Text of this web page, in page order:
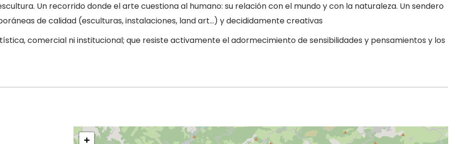
Un recorrido donde el arte cuestiona al humano: su relación con el mundo y con la naturaleza. Un sendero
de calidad (esculturas, instalaciones, land art…) y decididamente creativas
comercial ni institucional; que resiste activamente el adormecimiento de sensibilidades y pensamientos y los
+